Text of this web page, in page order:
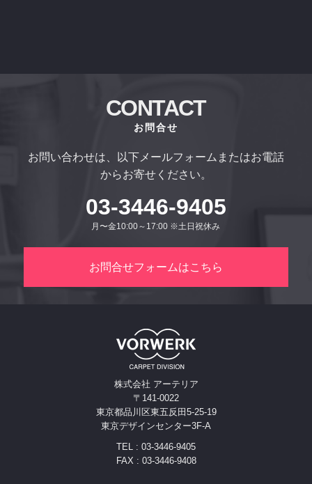
CONTACT
お問合せ
お問い合わせは、以下メールフォームまたはお電話
からお寄せください。
03-3446-9405
月〜金10:00～17:00 ※土日祝休み
お問合せフォームはこちら
株式会社 アーテリア
〒141-0022
東京都品川区東五反田5-25-19
東京デザインセンター3F-A
TEL : 03-3446-9405
FAX : 03-3446-9408